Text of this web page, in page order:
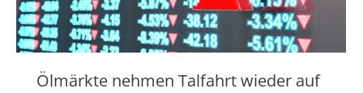
Ölmärkte nehmen Talfahrt wieder auf